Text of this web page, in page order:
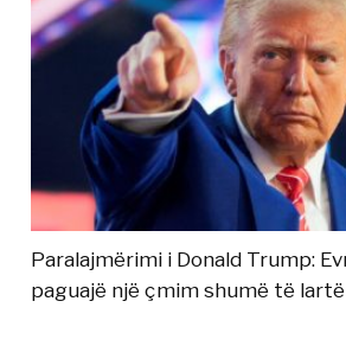
Paralajmërimi i Donald Trump:
paguajë një çmim shumë të lartë